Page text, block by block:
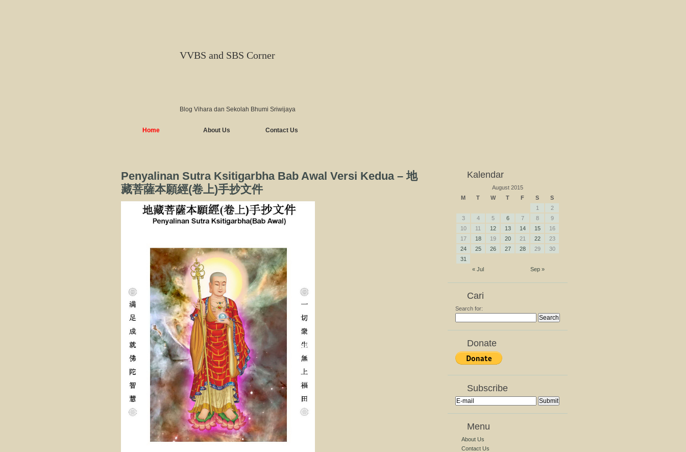
VVBS and SBS Corner
Blog Vihara dan Sekolah Bhumi Sriwijaya
Home About Us Contact Us
Penyalinan Sutra Ksitigarbha Bab Awal Versi Kedua – 地
藏菩薩本願經(卷上)手抄文件
Kalendar
August 2015
M
T W T F S S
« Jul Sep »
1
2
3
4 5 6 7 8
9
10
11 12 13 14 15
16
17
18 19 20 21 22
23
24
25 26 27 28 29
30
31
Cari
Search for:
Donate
Subscribe
Menu
About Us
Contact Us